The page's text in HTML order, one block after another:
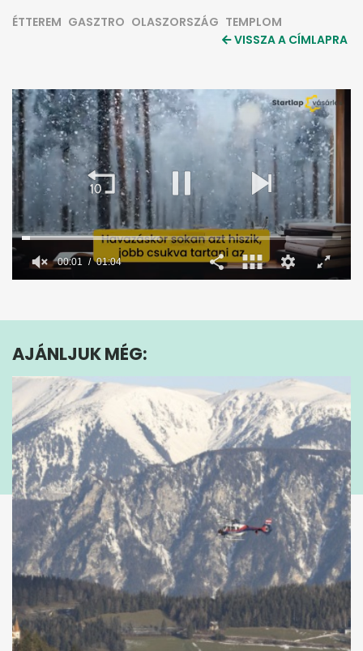
ÉTTEREM GASZTRO OLASZORSZÁG TEMPLOM
VISSZA A CÍMLAPRA
1
4
seconds
AJÁNLJUK MÉG: